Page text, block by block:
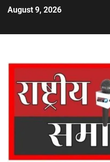
August 9, 2026